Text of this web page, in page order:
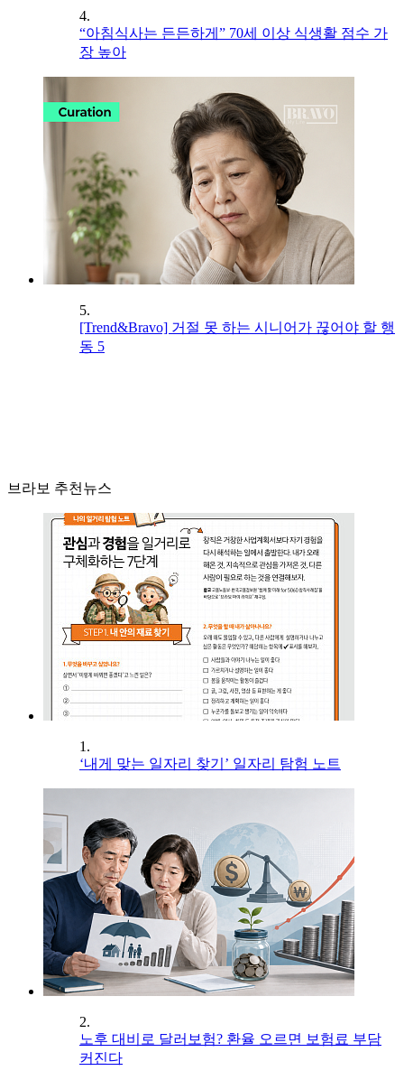
4.
“아침식사는 든든하게” 70세 이상 식생활 점수 가
장 높아
5.
[Trend&Bravo] 거절 못 하는 시니어가 끊어야 할 행
동 5
브라보 추천뉴스
1.
‘내게 맞는 일자리 찾기’ 일자리 탐험 노트
2.
노후 대비로 달러보험? 환율 오르면 보험료 부담
커진다